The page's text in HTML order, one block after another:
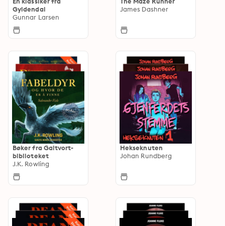
Gyldendal
Gunnar Larsen
James Dashner
Bøker fra Galtvort-
biblioteket
J.K. Rowling
Hekseknuten
Johan Rundberg